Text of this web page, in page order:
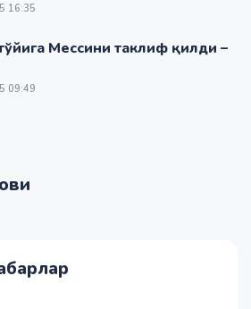
16:35
Мессини таклиф қилди –
09:49